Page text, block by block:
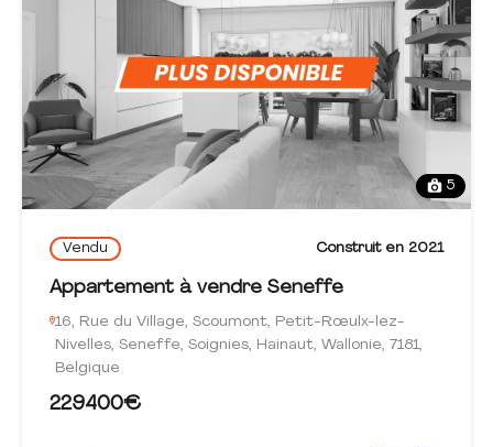
5
Vendu Construit en 2021
Appartement à vendre Seneffe
16, Rue du Village, Scoumont, Petit-Rœulx-lez-
Nivelles, Seneffe, Soignies, Hainaut, Wallonie, 7181,
Belgique
229400€